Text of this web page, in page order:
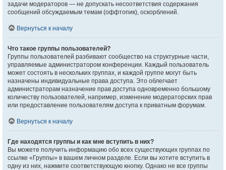
задачи модераторов — не допускать несоответствия содержания
сообщений обсуждаемым темам (оффтопик), оскорблений.
Вернуться к началу
Что такое группы пользователей?
Группы пользователей разбивают сообщество на структурные части,
управляемые администратором конференции. Каждый пользователь
может состоять в нескольких группах, и каждой группе могут быть
назначены индивидуальные права доступа. Это облегчает
администраторам назначение прав доступа одновременно большому
количеству пользователей, например, изменение модераторских прав
или предоставление пользователям доступа к приватным форумам.
Вернуться к началу
Где находятся группы и как мне вступить в них?
Вы можете получить информацию обо всех существующих группах по
ссылке «Группы» в вашем личном разделе. Если вы хотите вступить в
одну из них, нажмите соответствующую кнопку. Однако не все группы